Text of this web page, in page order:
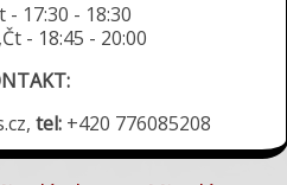
- 17:30 - 18:30
- 18:45 - 20:00
tel: +420 776085208